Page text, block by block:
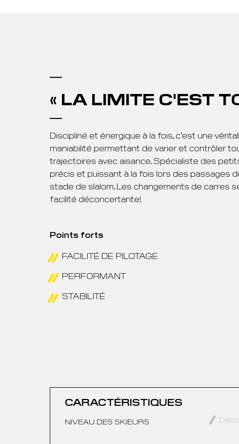
« LA LIMITE C'EST
Discipliné et énergique à la fois, c’est une
maniabilité permettant de varier et contrôler
trajectoires avec aisance. Spécialiste des
précis et puissant à la fois lors des passages
stade de slalom. Les changements de carres
facilité déconcertante!
Points forts
FACILITÉ DE PILOTAGE
PERFORMANT
STABILITÉ
CARACTÉRISTIQUES
NIVEAU DES SKIEURS